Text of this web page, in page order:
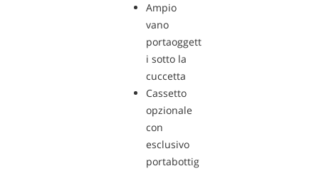
Ampio
vano
portaoggett
i sotto la
cuccetta
Cassetto
opzionale
con
esclusivo
portabottig